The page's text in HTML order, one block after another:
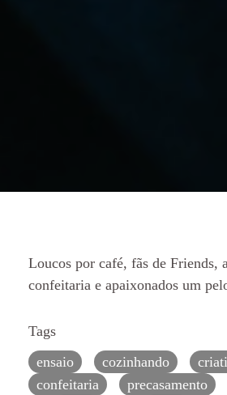
Loucos por café, fãs de Friends,
confeitaria e apaixonados um
Tags
ensaio
cozinhando
confeitaria
precasamento